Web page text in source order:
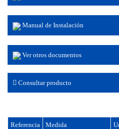
Manual de Instalación
Ver otros documentos
Consultar producto
Referencia Medida